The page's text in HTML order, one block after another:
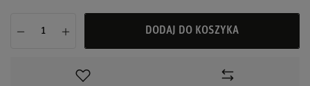
DODAJ DO KOSZYKA